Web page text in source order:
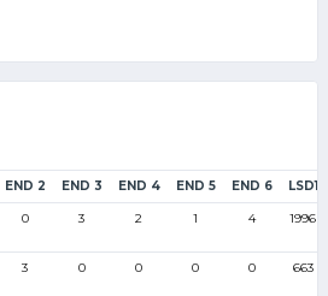
END 2 END 3 END 4 END 5 END 6 LSD1
0 3 2 1 4 1996
3 0 0 0 0 663